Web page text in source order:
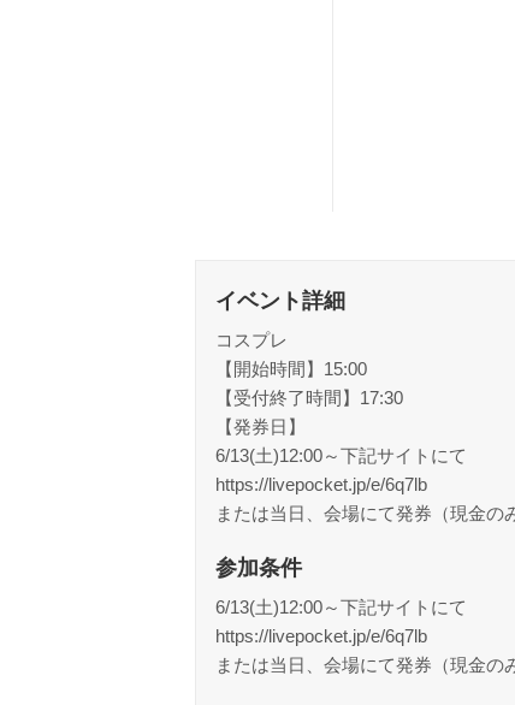
イベント詳細
コスプレ
【開始時間】15:00
【受付終了時間】17:30
【発券日】
6/13(土)12:00～下記サイトにて
https://livepocket.jp/e/6q7lb
または当日、会場にて発券（現金の
参加条件
6/13(土)12:00～下記サイトにて
https://livepocket.jp/e/6q7lb
または当日、会場にて発券（現金の